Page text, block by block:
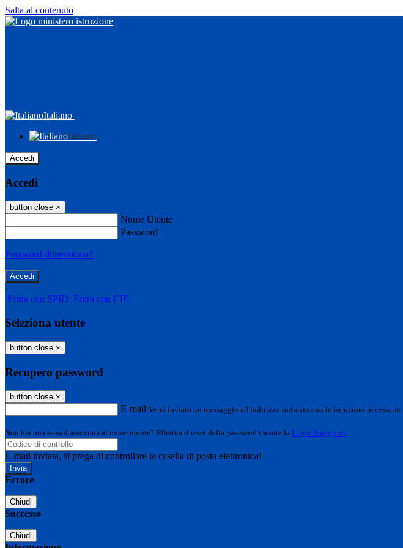
Salta al contenuto
Italiano
Italiano
Accedi
Accedi
button close ×
Nome Utente
Password
Password dimenticata?
-
Entra con SPID Entra con CIE
Seleziona utente
button close ×
Recupero password
button close ×
E-mail Verrà inviato un messaggio all'indirizzo indicato con le istruzioni necessarie.
Non hai una e-mail associata al nome utente? Effettua il reset della password tramite la Login Spaggiari
E-mail inviata, si prega di controllare la casella di posta elettronica!
Errore
Chiudi
Successo
Chiudi